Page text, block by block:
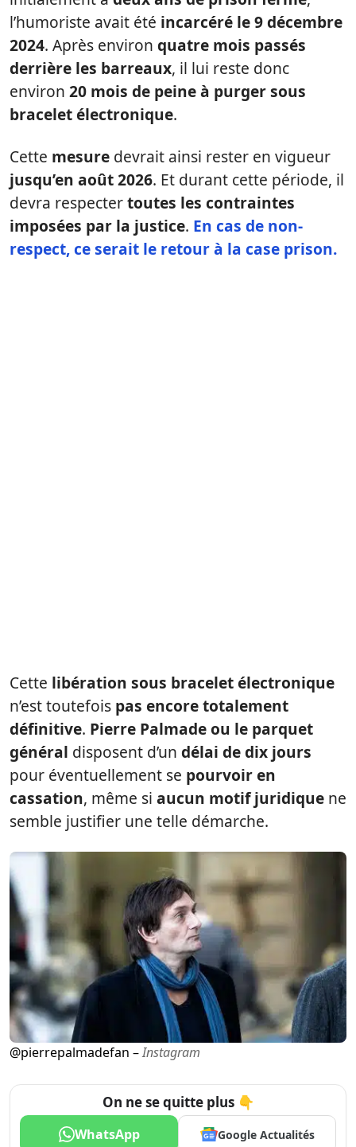
l’humoriste avait été incarcéré le 9 décembre
2024. Après environ quatre mois passés
derrière les barreaux, il lui reste donc
environ 20 mois de peine à purger sous
bracelet électronique.
Cette mesure devrait ainsi rester en vigueur
jusqu’en août 2026. Et durant cette période, il
devra respectertoutes les contraintes
imposées par la justice. En cas de non-
respect, ce serait le retour à la case prison.
Cette libération sous bracelet électronique
n’est toutefois pas encore totalement
définitive. Pierre Palmade ou le parquet
général disposent d’un délai de dix jours
pour éventuellement se pourvoir en
cassation, même si aucun motif juridique ne
semble justifier une telle démarche.
@pierrepalmadefan –Instagram
On ne se quitte plus 👇
WhatsApp Google Actualités